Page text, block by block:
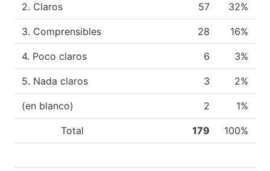
2. Claros 57 32%
3. Comprensibles 28 16%
4. Poco claros 6 3%
5. Nada claros 3 2%
(en blanco) 2 1%
Total 179 100%